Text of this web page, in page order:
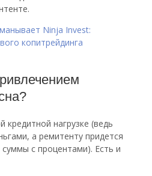
Ninja Invest:
копитрейдинга
нагрузке (ведь
а ремитенту придется
с процентами). Есть и